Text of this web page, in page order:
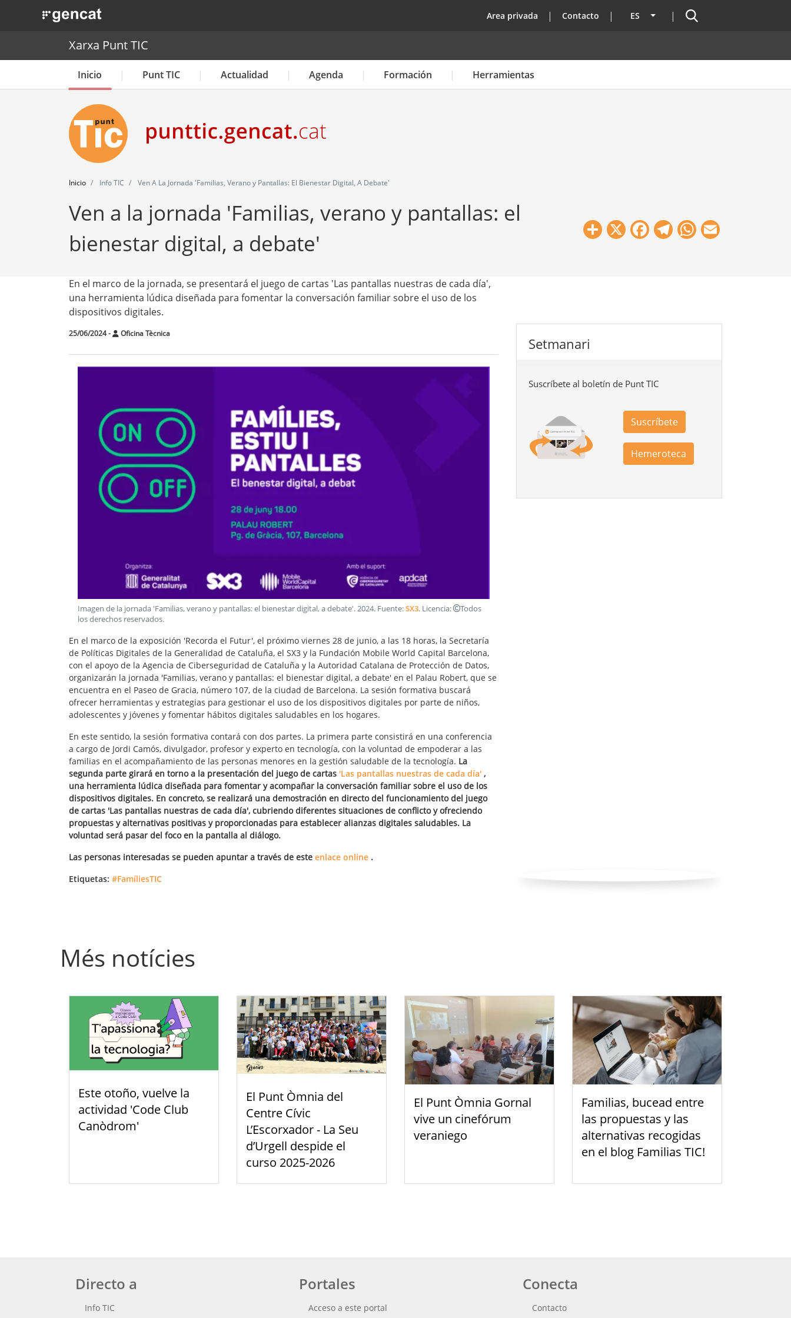
. Obre en una nova finestra. top
Area privada Contacto ES Lista adicional de acciones
Buscador
Xarxa Punt TIC
Inicio Punt TIC Actualidad Agenda Formación Herramientas
Inicio Info TIC Ven A La Jornada 'Familias, Verano y Pantallas: El Bienestar Digital, A Debate'
Ven a la jornada 'Familias, verano y pantallas: el
bienestar digital, a debate'
Share
X Facebook
Telegram
WhatsApp
En el marco de la jornada, se presentará el juego de cartas 'Las pantallas nuestras de cada día',
una herramienta lúdica diseñada para fomentar la conversación familiar sobre el uso de los
dispositivos digitales.
25/06/2024- Oficina Tècnica
Imagen de la jornada 'Familias, verano y pantallas: el bienestar digital, a debate'.2024. Fuente:SX3. Licencia:
Todos
los derechos reservados.
En el marco de la exposición 'Recorda el Futur', el próximo viernes 28 de junio, a las 18 horas, la Secretaría
de Políticas Digitales de la Generalidad de Cataluña, el SX3 y la Fundación Mobile World Capital Barcelona,
con el apoyo de la Agencia de Ciberseguridad de Cataluña y la Autoridad Catalana de Protección de Datos,
organizarán la jornada 'Familias, verano y pantallas: el bienestar digital, a debate' en el Palau Robert, que se
encuentra en el Paseo de Gracia, número 107, de la ciudad de Barcelona. La sesión formativa buscará
ofrecer herramientas y estrategias para gestionar el uso de los dispositivos digitales por parte de niños,
adolescentes y jóvenes y fomentar hábitos digitales saludables en los hogares.
En este sentido, la sesión formativa contará con dos partes. La primera parte consistirá en una conferencia
a cargo de Jordi Camós, divulgador, profesor y experto en tecnología, con la voluntad de empoderar a las
familias en el acompañamiento de las personas menores en la gestión saludable de la tecnología. La
segunda parte girará en torno a la presentación del juego de cartas 'Las pantallas nuestras de cada día' ,
una herramienta lúdica diseñada para fomentar y acompañar la conversación familiar sobre el uso de los
dispositivos digitales. En concreto, se realizará una demostración en directo del funcionamiento del juego
de cartas 'Las pantallas nuestras de cada día', cubriendo diferentes situaciones de conflicto y ofreciendo
propuestas y alternativas positivas y proporcionadas para establecer alianzas digitales saludables. La
voluntad será pasar del foco en la pantalla al diálogo.
Las personas interesadas se pueden apuntar a través de este enlace online .
Etiquetas: #FamíliesTIC
Setmanari
Suscríbete al boletín de Punt TIC
Suscríbete
Hemeroteca
Més notícies
Este otoño, vuelve la
actividad 'Code Club
Canòdrom'
El Punt Òmnia del
Centre Cívic
L’Escorxador - La Seu
d’Urgell despide el
curso 2025-2026
El Punt Òmnia Gornal
vive un cinefórum
veraniego
Familias, bucead entre
las propuestas y las
alternativas recogidas
en el blog Familias TIC!
Directo a
Info TIC
Portales
Acceso a este portal
Conecta
Contacto